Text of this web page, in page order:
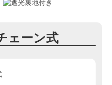
ェーン式